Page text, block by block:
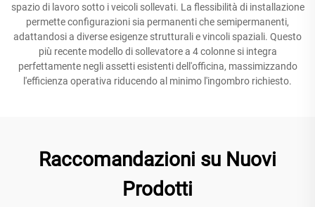
spazio di lavoro sotto i veicoli sollevati. La flessibilità di installazione
permette configurazioni sia permanenti che semipermanenti,
adattandosi a diverse esigenze strutturali e vincoli spaziali. Questo
più recente modello di sollevatore a 4 colonne si integra
perfettamente negli assetti esistenti dell'officina, massimizzando
l'efficienza operativa riducendo al minimo l'ingombro richiesto.
Raccomandazioni su Nuovi
Prodotti